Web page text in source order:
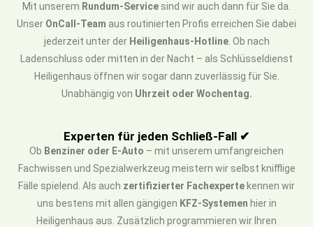
Mit unserem Rundum-Service sind wir auch dann für Sie da.
Unser OnCall-Team aus routinierten Profis erreichen Sie dabei
jederzeit unter der Heiligenhaus-Hotline. Ob nach
Ladenschluss oder mitten in der Nacht – als Schlüsseldienst
Heiligenhaus öffnen wir sogar dann zuverlässig für Sie.
Unabhängig von Uhrzeit oder Wochentag.
Experten für jeden Schließ-Fall ✔
Ob Benziner oder E-Auto – mit unserem umfangreichen
Fachwissen und Spezialwerkzeug meistern wir selbst knifflige
Fälle spielend. Als auch zertifizierter Fachexperte kennen wir
uns bestens mit allen gängigen KFZ-Systemen hier in
Heiligenhaus aus. Zusätzlich programmieren wir Ihren